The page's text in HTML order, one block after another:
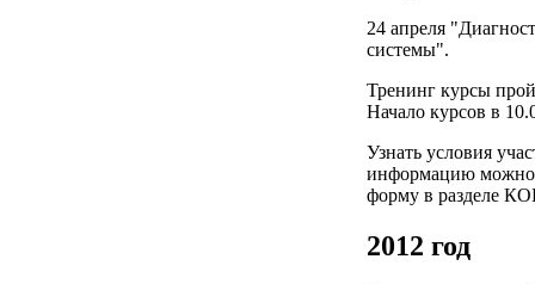
24 апреля
системы".
Тренинг курсы
Начало курсов в
Узнать условия
информацию можно
форму в разделе
2012 год